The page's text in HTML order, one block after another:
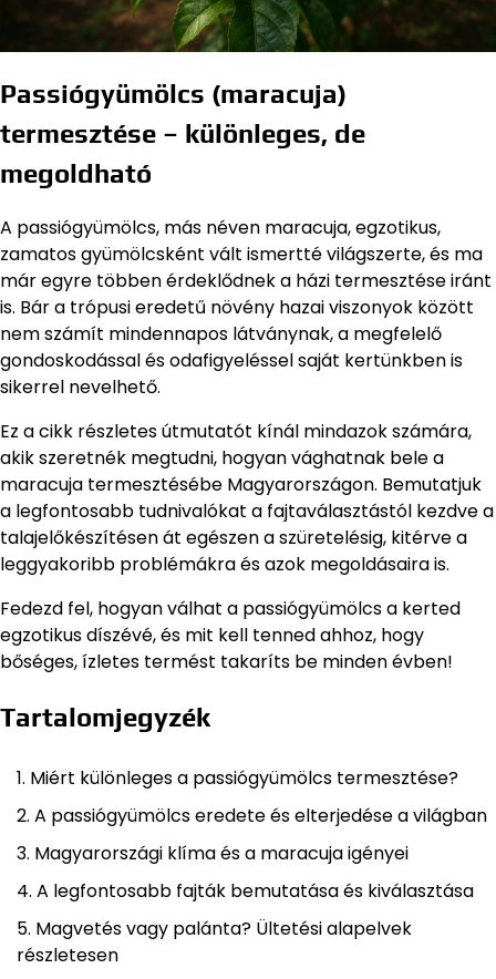
Passiógyümölcs (maracuja)
termesztése – különleges, de
megoldható
A passiógyümölcs, más néven maracuja, egzotikus,
zamatos gyümölcsként vált ismertté világszerte, és ma
már egyre többen érdeklődnek a házi termesztése iránt
is. Bár a trópusi eredetű növény hazai viszonyok között
nem számít mindennapos látványnak, a megfelelő
gondoskodással és odafigyeléssel saját kertünkben is
sikerrel nevelhető.
Ez a cikk részletes útmutatót kínál mindazok számára,
akik szeretnék megtudni, hogyan vághatnak bele a
maracuja termesztésébe Magyarországon. Bemutatjuk
a legfontosabb tudnivalókat a fajtaválasztástól kezdve a
talajelőkészítésen át egészen a szüretelésig, kitérve a
leggyakoribb problémákra és azok megoldásaira is.
Fedezd fel, hogyan válhat a passiógyümölcs a kerted
egzotikus díszévé, és mit kell tenned ahhoz, hogy
bőséges, ízletes termést takaríts be minden évben!
Tartalomjegyzék
Miért különleges a passiógyümölcs termesztése?
A passiógyümölcs eredete és elterjedése a világban
Magyarországi klíma és a maracuja igényei
A legfontosabb fajták bemutatása és kiválasztása
Magvetés vagy palánta? Ültetési alapelvek
részletesen